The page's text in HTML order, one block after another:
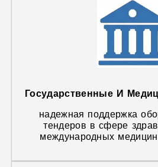
Государственные И
надежная поддержка
тендеров в сфере
международных